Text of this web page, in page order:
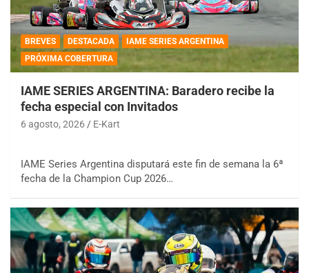
BREVES DESTACADA
IAME SERIES ARGENTINA
PRÓXIMA COBERTURA
IAME SERIES ARGENTINA: Baradero recibe la
fecha especial con Invitados
6 agosto, 2026 E-Kart
IAME Series Argentina disputará este fin de semana la 6ª
fecha de la Champion Cup 2026…